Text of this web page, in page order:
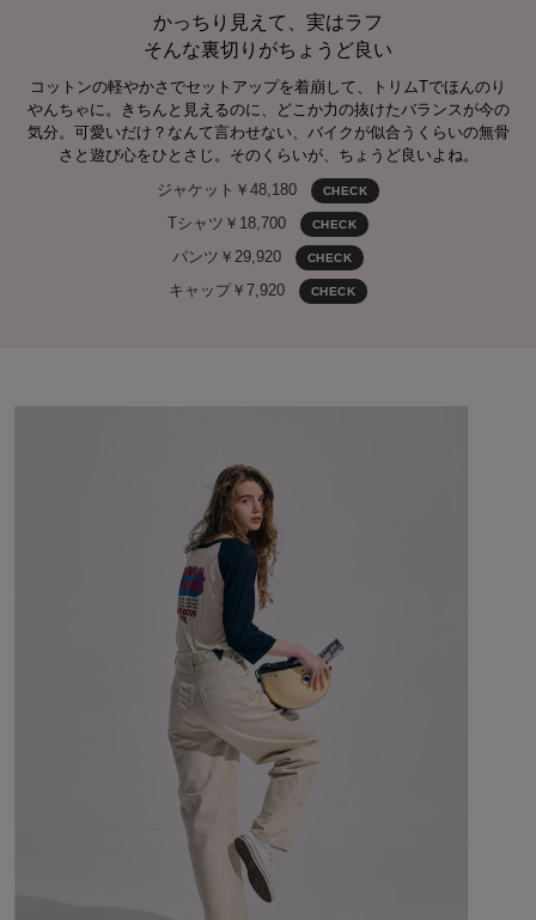
かっちり見えて、実はラフ
そんな裏切りがちょうど良い
コットンの軽やかさでセットアップを着崩して、トリムTでほんのり
やんちゃに。きちんと見えるのに、どこか力の抜けたバランスが今の
気分。可愛いだけ？なんて言わせない、バイクが似合うくらいの無骨
さと遊び心をひとさじ。そのくらいが、ちょうど良いよね。
ジャケット￥48,180
CHECK
Tシャツ￥18,700 CHECK
パンツ￥29,920 CHECK
キャップ￥7,920 CHECK